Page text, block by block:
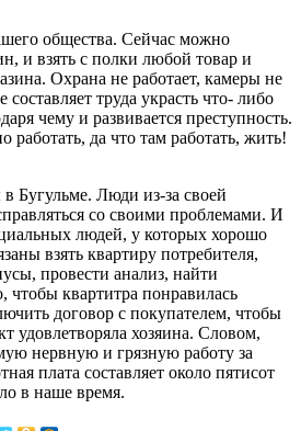
общества. Сейчас можно
и взять с полки любой товар и
Охрана не работает, камеры не
труда украсть что- либо
чему и развивается преступность.
работать, да что там работать, жить!
Бугульме. Люди из-за своей
со своими проблемами. И
людей, у которых хорошо
взять квартиру потребителя,
провести анализ, найти
чтобы квартитра понравилась
договор с покупателем, чтобы
удовлетворяла хозяина. Словом,
нервную и грязную работу за
плата составляет около пятисот
в наше время.